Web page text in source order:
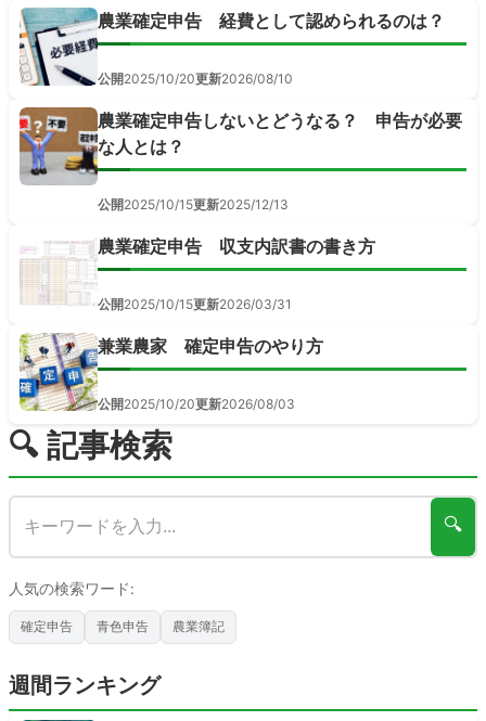
農業確定申告 経費として認められるのは？
公開2025/10/20更新2026/08/10
農業確定申告しないとどうなる？ 申告が必要
な人とは？
公開2025/10/15更新2025/12/13
農業確定申告 収支内訳書の書き方
公開2025/10/15更新2026/03/31
兼業農家 確定申告のやり方
公開2025/10/20更新2026/08/03
🔍 記事検索
🔍
人気の検索ワード:
確定申告 青色申告 農業簿記
週間ランキング